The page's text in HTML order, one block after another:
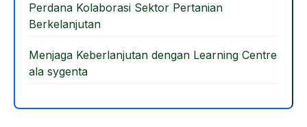
Perdana Kolaborasi Sektor Pertanian
Berkelanjutan
Menjaga Keberlanjutan dengan Learning Centre
ala sygenta